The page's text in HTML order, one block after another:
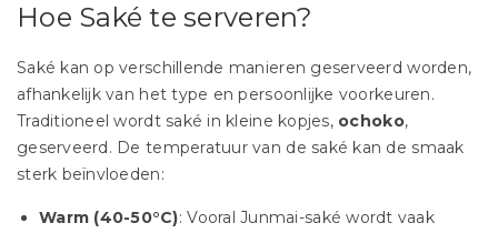
Hoe Saké te serveren?
Saké kan op verschillende manieren geserveerd worden,
afhankelijk van het type en persoonlijke voorkeuren.
Traditioneel wordt saké in kleine kopjes, ochoko,
geserveerd. De temperatuur van de saké kan de smaak
sterk beïnvloeden:
Warm (40-50°C): Vooral Junmai-saké wordt vaak